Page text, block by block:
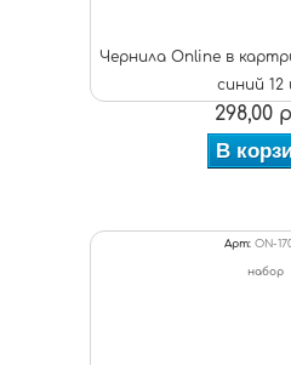
Чернила Online в
синий
298,00
В
Арт: ON-
набор